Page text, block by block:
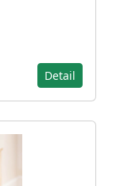
Detail